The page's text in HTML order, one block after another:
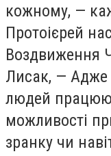
кожному, —
Протоієрей
Воздвиження
Лисак, — Адже
людей
можливості
зранку чи